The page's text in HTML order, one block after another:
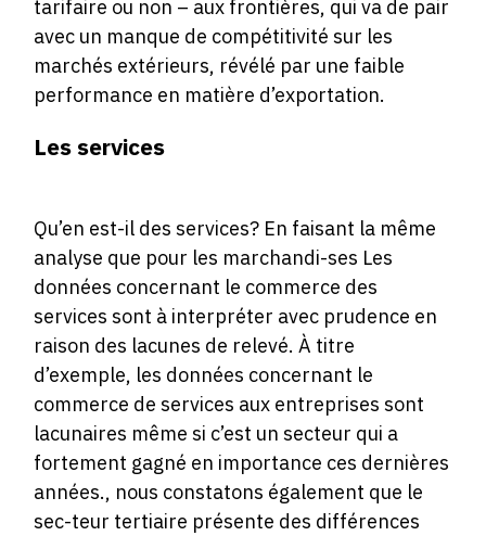
tarifaire ou non – aux frontières, qui va de pair
avec un manque de compétitivité sur les
marchés extérieurs, révélé par une faible
performance en matière d’exportation.
Les services
Qu’en est-il des services? En faisant la même
analyse que pour les marchandi-ses Les
données concernant le commerce des
services sont à interpréter avec prudence en
raison des lacunes de relevé. À titre
d’exemple, les données concernant le
commerce de services aux entreprises sont
lacunaires même si c’est un secteur qui a
fortement gagné en importance ces dernières
années., nous constatons également que le
sec-teur tertiaire présente des différences